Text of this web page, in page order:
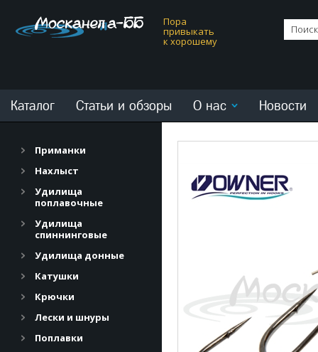
Пора
привыкать
к хорошему
Каталог Статьи и обзоры О нас Новости
Приманки
Нахлыст
Удилища
поплавочные
Удилища
спиннинговые
Удилища донные
Катушки
Крючки
Лески и шнуры
Поплавки